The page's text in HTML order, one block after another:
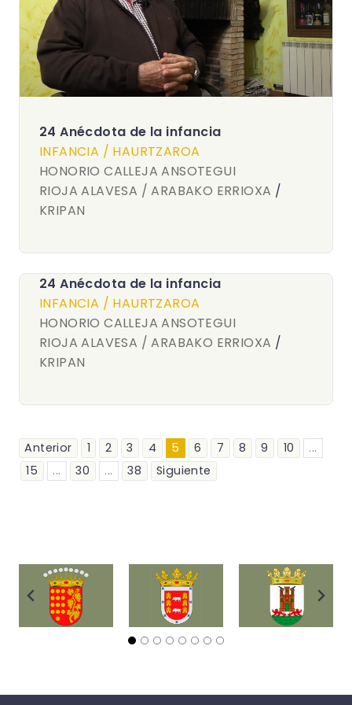
24 Anécdota de la infancia
INFANCIA / HAURTZAROA
HONORIO CALLEJA ANSOTEGUI
RIOJA ALAVESA / ARABAKO ERRIOXA /
KRIPAN
24 Anécdota de la infancia
INFANCIA / HAURTZAROA
HONORIO CALLEJA ANSOTEGUI
RIOJA ALAVESA / ARABAKO ERRIOXA /
KRIPAN
Anterior 1 2 3 4 5 6 7 8 9 10
...
15
... 30 ... 38 Siguiente